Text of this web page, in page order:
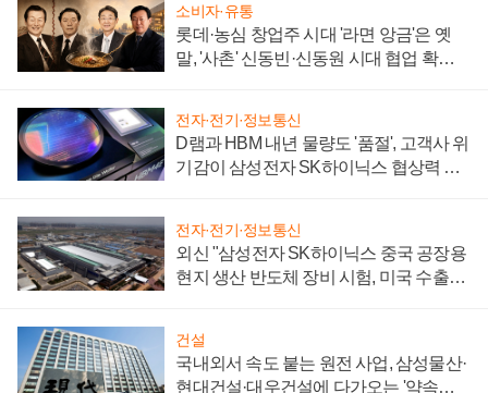
소비자·유통
롯데·농심 창업주 시대 '라면 앙금'은 옛
말, '사촌' 신동빈·신동원 시대 협업 확대
전자·전기·정보통신
D램과 HBM 내년 물량도 '품절', 고객사 위
기감이 삼성전자 SK하이닉스 협상력 더
전자·전기·정보통신
외신 "삼성전자 SK하이닉스 중국 공장용
현지 생산 반도체 장비 시험, 미국 수출통
건설
국내외서 속도 붙는 원전 사업, 삼성물산·
현대건설·대우건설에 다가오는 '약속의